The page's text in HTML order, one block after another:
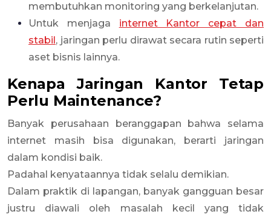
membutuhkan monitoring yang berkelanjutan.
Untuk menjaga
internet Kantor cepat dan
stabil , jaringan perlu dirawat secara rutin seperti
aset bisnis lainnya.
Kenapa Jaringan Kantor Tetap
Perlu Maintenance?
Banyak perusahaan beranggapan bahwa selama
internet masih bisa digunakan, berarti jaringan
dalam kondisi baik.
Padahal kenyataannya tidak selalu demikian.
Dalam praktik di lapangan, banyak gangguan besar
justru diawali oleh masalah kecil yang tidak